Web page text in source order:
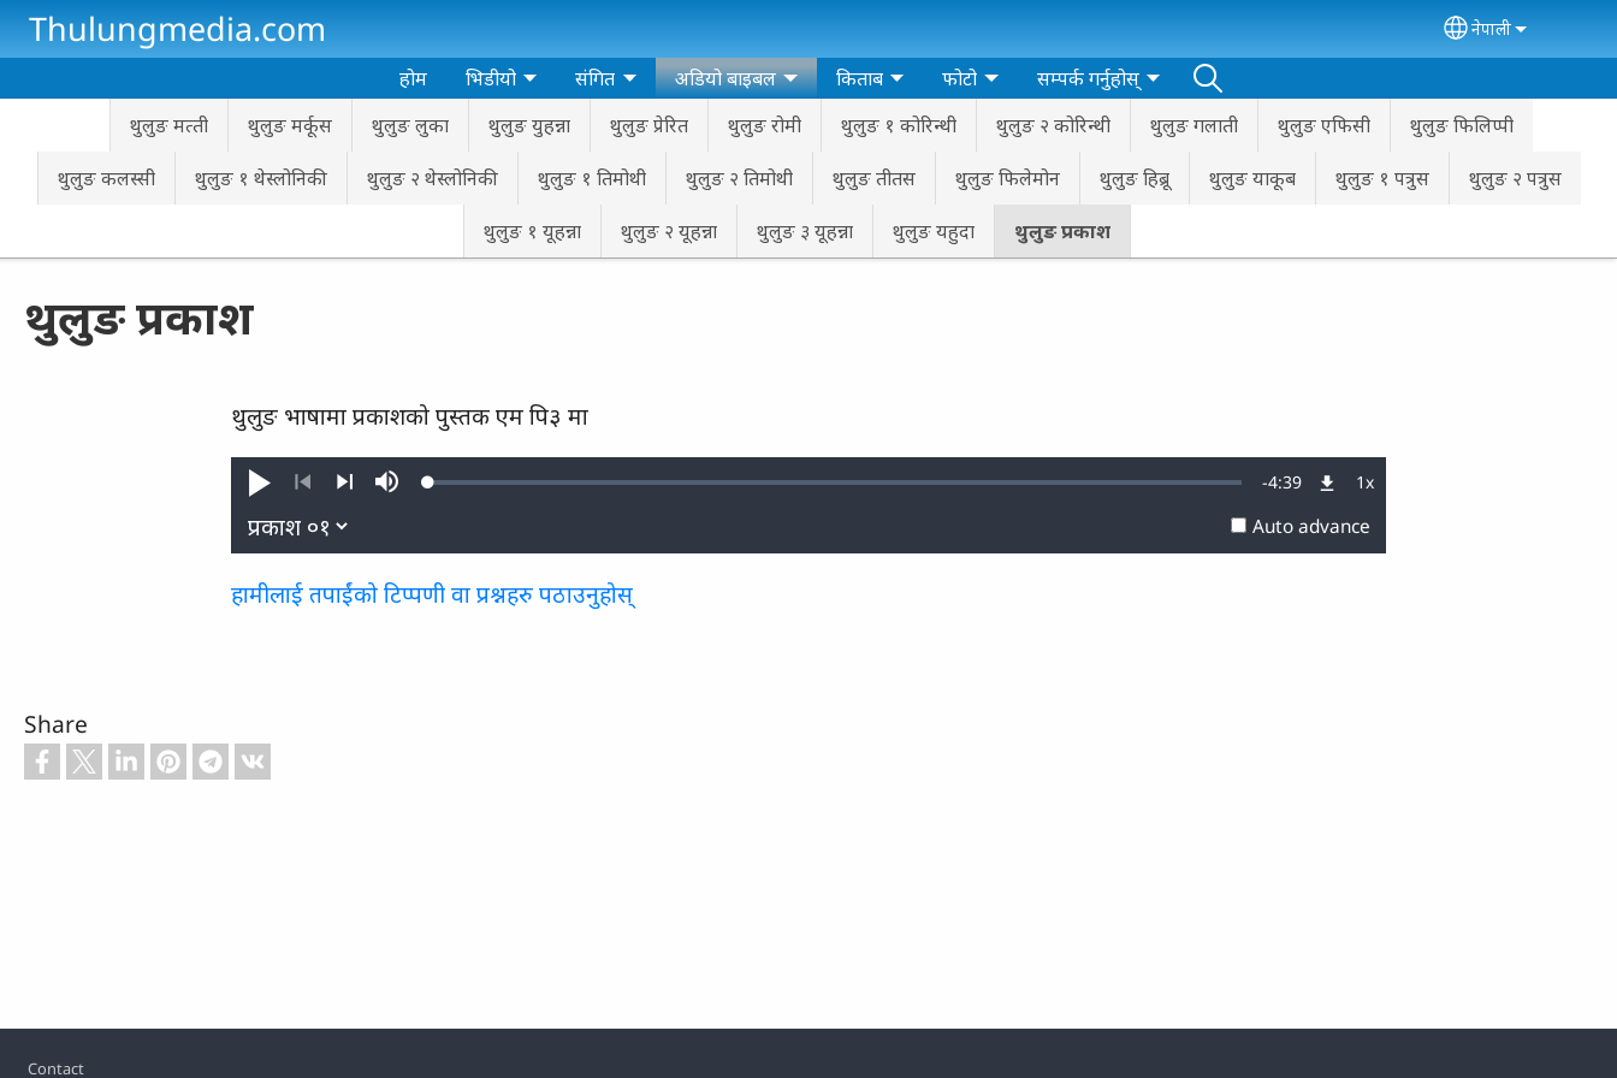
Skip to main content
Thulungmedia.com Select your
नेपाली
होम भिडीयो संगित
अडियो बाइबल
थुलुङ मत्‍ती
थुलुङ मर्कूस थुलुङ लुका थुलुङ युहन्ना थुलुङ प्रेरित थुलुङ रोमी थुलुङ १ कोरिन्थी थुलुङ २ कोरिन्थी थुलुङ गलाती थुलुङ एफिसी
थुलुङ फिलिप्पी
थुलुङ कलस्सी
थुलुङ १ थेस्लोनिकी थुलुङ २ थेस्लोनिकी थुलुङ १ तिमोथी थुलुङ २ तिमोथी थुलुङ तीतस थुलुङ फिलेमोन थुलुङ हिब्रू थुलुङ याकूब थुलुङ १ पत्रुस
थुलुङ २ पत्रुस
थुलुङ १ यूहन्ना
थुलुङ २ यूहन्ना थुलुङ ३ यूहन्ना थुलुङ यहुदा थुलुङ प्रकाश
किताब फोटो सम्पर्क गर्नुहोस्
थुलुङ प्रकाश
थुलुङ भाषामा प्रकाशको पुस्तक एम पि३ मा
Play MuteLoaded: Remaining
Time
-4:39 1xPlayback
Auto advance
हामीलाई तपाईंको टिप्पणी वा प्रश्नहरु पठाउनुहोस्
Share
Footer
Contact